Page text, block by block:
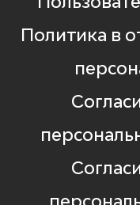
Политика в